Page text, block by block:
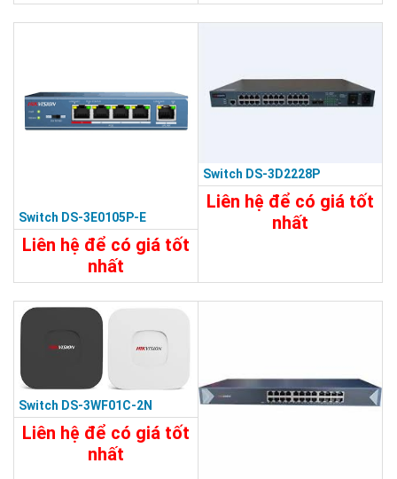
24.890.000đ
Switch DS-3E0105P-E
Liên hệ để có giá tốt
nhất
2.110.000đ
Switch DS-3D2228P
Liên hệ để có giá tốt
nhất
Switch DS-3WF01C-2N
Liên hệ để có giá tốt
nhất